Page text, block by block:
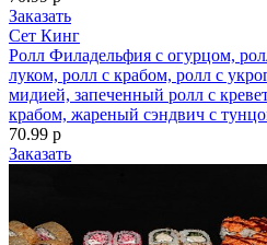
Заказать
Сет Кинг
Ролл Филадельфия с огурцом,
луком, ролл с крабом, ролл с
мидией, запеченный ролл с
крабом, жареный сэндвич с
70.99 р
Заказать